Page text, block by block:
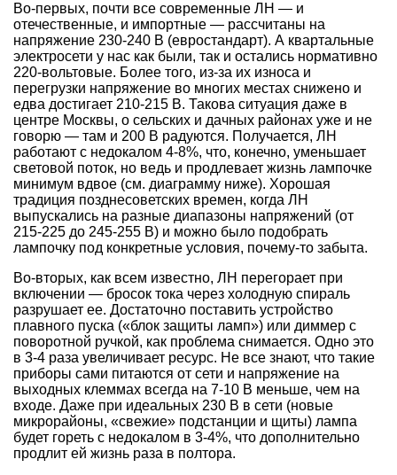
Во-первых, почти все современные ЛН — и
отечественные, и импортные — рассчитаны на
напряжение 230-240 В (евростандарт). А квартальные
электросети у нас как были, так и остались нормативно
220-вольтовые. Более того, из-за их износа и
перегрузки напряжение во многих местах снижено и
едва достигает 210-215 В. Такова ситуация даже в
центре Москвы, о сельских и дачных районах уже и не
говорю — там и 200 В радуются. Получается, ЛН
работают с недокалом 4-8%, что, конечно, уменьшает
световой поток, но ведь и продлевает жизнь лампочке
минимум вдвое (см. диаграмму ниже). Хорошая
традиция позднесоветских времен, когда ЛН
выпускались на разные диапазоны напряжений (от
215-225 до 245-255 В) и можно было подобрать
лампочку под конкретные условия, почему-то забыта.
Во-вторых, как всем известно, ЛН перегорает при
включении — бросок тока через холодную спираль
разрушает ее. Достаточно поставить устройство
плавного пуска («блок защиты ламп») или диммер с
поворотной ручкой, как проблема снимается. Одно это
в 3-4 раза увеличивает ресурс. Не все знают, что такие
приборы сами питаются от сети и напряжение на
выходных клеммах всегда на 7-10 В меньше, чем на
входе. Даже при идеальных 230 В в сети (новые
микрорайоны, «свежие» подстанции и щиты) лампа
будет гореть с недокалом в 3-4%, что дополнительно
продлит ей жизнь раза в полтора.